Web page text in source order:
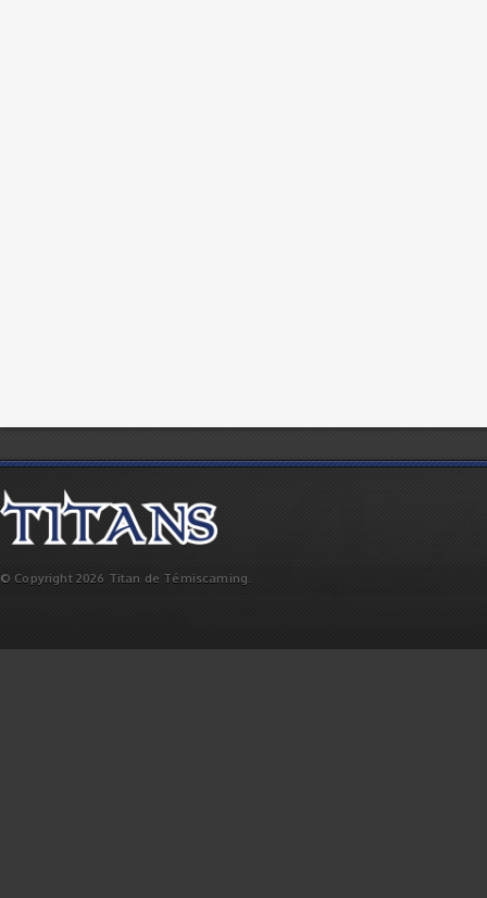
© Copyright 2026 Titan de Témiscaming.